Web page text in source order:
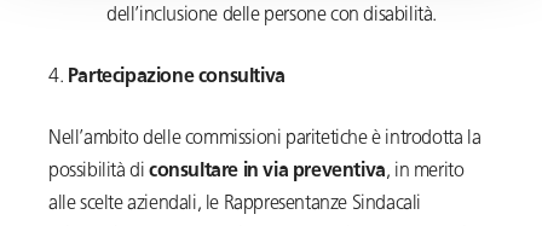
dell’inclusione delle persone con disabilità.
4. Partecipazione consultiva
Nell’ambito delle commissioni paritetiche è introdotta la
possibilità di consultare in via preventiva, in merito
alle scelte aziendali, le Rappresentanze Sindacali